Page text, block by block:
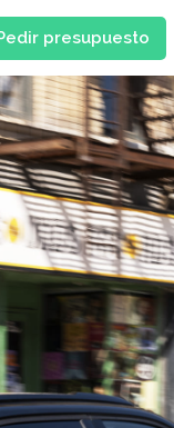
presupuesto